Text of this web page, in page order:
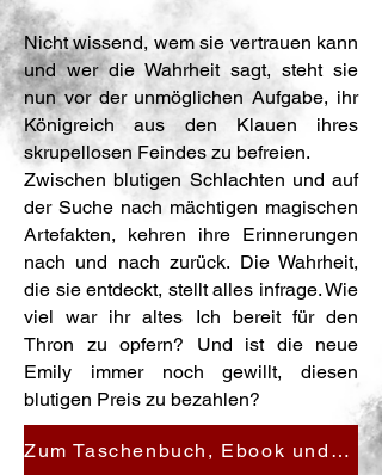
Nicht wissend, wem sie vertrauen kann
und wer die Wahrheit sagt, steht sie
nun vor der unmöglichen Aufgabe, ihr
Königreich aus den Klauen ihres
skrupellosen Feindes zu befreien.
Zwischen blutigen Schlachten und auf
der Suche nach mächtigen magischen
Artefakten, kehren ihre Erinnerungen
nach und nach zurück. Die Wahrheit,
die sie entdeckt, stellt alles infrage. Wie
viel war ihr altes Ich bereit für den
Thron zu opfern? Und ist die neue
Emily immer noch gewillt, diesen
blutigen Preis zu bezahlen?
Zum Taschenbuch, Ebook und Hörbuch